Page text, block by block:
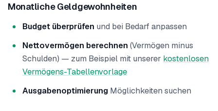
Monatliche Geldgewohnheiten
Budget überprüfen und bei Bedarf anpassen
Nettovermögen berechnen (Vermögen minus
Schulden) — zum Beispiel mit unserer kostenlosen
Vermögens-Tabellenvorlage
Ausgabenoptimierung Möglichkeiten suchen